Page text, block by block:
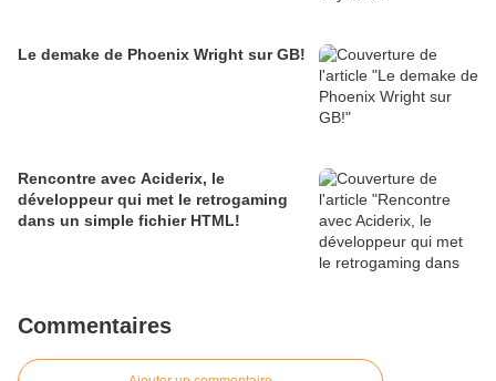
Le demake de Phoenix Wright sur GB!
Rencontre avec Aciderix, le
développeur qui met le retrogaming
dans un simple fichier HTML!
Commentaires